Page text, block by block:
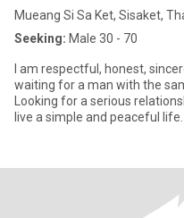
Mueang Si Sa Ket, Sisaket,
Seeking: Male 30 - 70
I am respectful, honest,
waiting for a man with the
Looking for a serious
live a simple and peaceful